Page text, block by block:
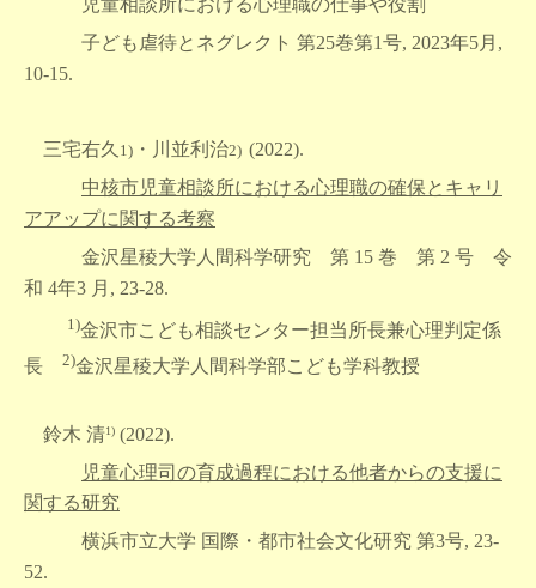
児童相談所における心理職の仕事や役割
子ども虐待とネグレクト 第25巻第1号, 2023年5月,
10-15.
三宅右久 1) ・川並利治2) (2022).
中核市児童相談所における心理職の確保とキャリ
アアップに関する考察
金沢星稜大学人間科学研究 第 15 巻 第 2 号 令
和 4年3 月, 23-28.
1)金沢市こども相談センター担当所長兼心理判定係
長
2)金沢星稜大学 人間科学部こども学科教授
鈴木 清1) (2022).
児童心理司の育成過程における他者からの支援に
関する研究
横浜市立大学 国際・都市社会文化研究 第3号, 23-
52.